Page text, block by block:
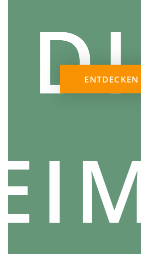
ENTDECKEN
Yoga-Routine. Seine Verwendung
kann die positiven Auswirkungen
körperlich als auch geistig
Machen Sie sich im Sitzen mit
Sie mit Ihren Yoga-Übungen